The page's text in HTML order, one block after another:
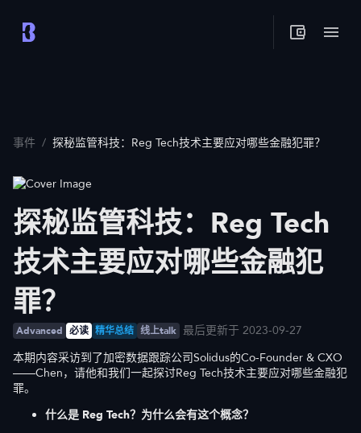
事件 / 探秘监管科技：Reg Tech技术主要应对哪些金融犯罪？
探秘监管科技：Reg Tech
技术主要应对哪些金融犯
罪？
Advanced 必读 精华总结 线上talk 最后更新于 2023-09-27
本期内容采访到了加密数据跟踪公司Solidus的Co-Founder & CXO
——Chen，请他和我们一起探讨Reg Tech技术主要应对哪些金融犯
罪。
什么是 Reg Tech？为什么会有这个概念？